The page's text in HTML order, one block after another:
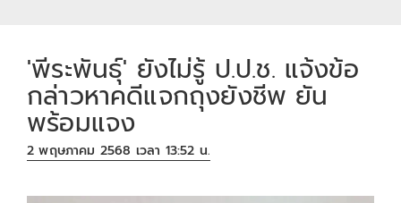
'พีระพันธุ์' ยังไม่รู้ ป.ป.ช. แจ้งข้อ
กล่าวหาคดีแจกถุงยังชีพ ยัน
พร้อมแจง
2 พฤษภาคม 2568 เวลา 13:52 น.